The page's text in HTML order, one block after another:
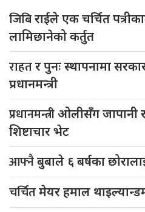
जिबिराईले एक चर्चित
लामिछानेको कर्तुत
राहतर पुनः स्थापनामा
प्रधानमन्त्री
प्रधानमन्त्रीओलीसँग जापानी
शिष्टाचार भेट
आफ्नैबुबाले ६ बर्षका
चर्चितमेयर हमाल